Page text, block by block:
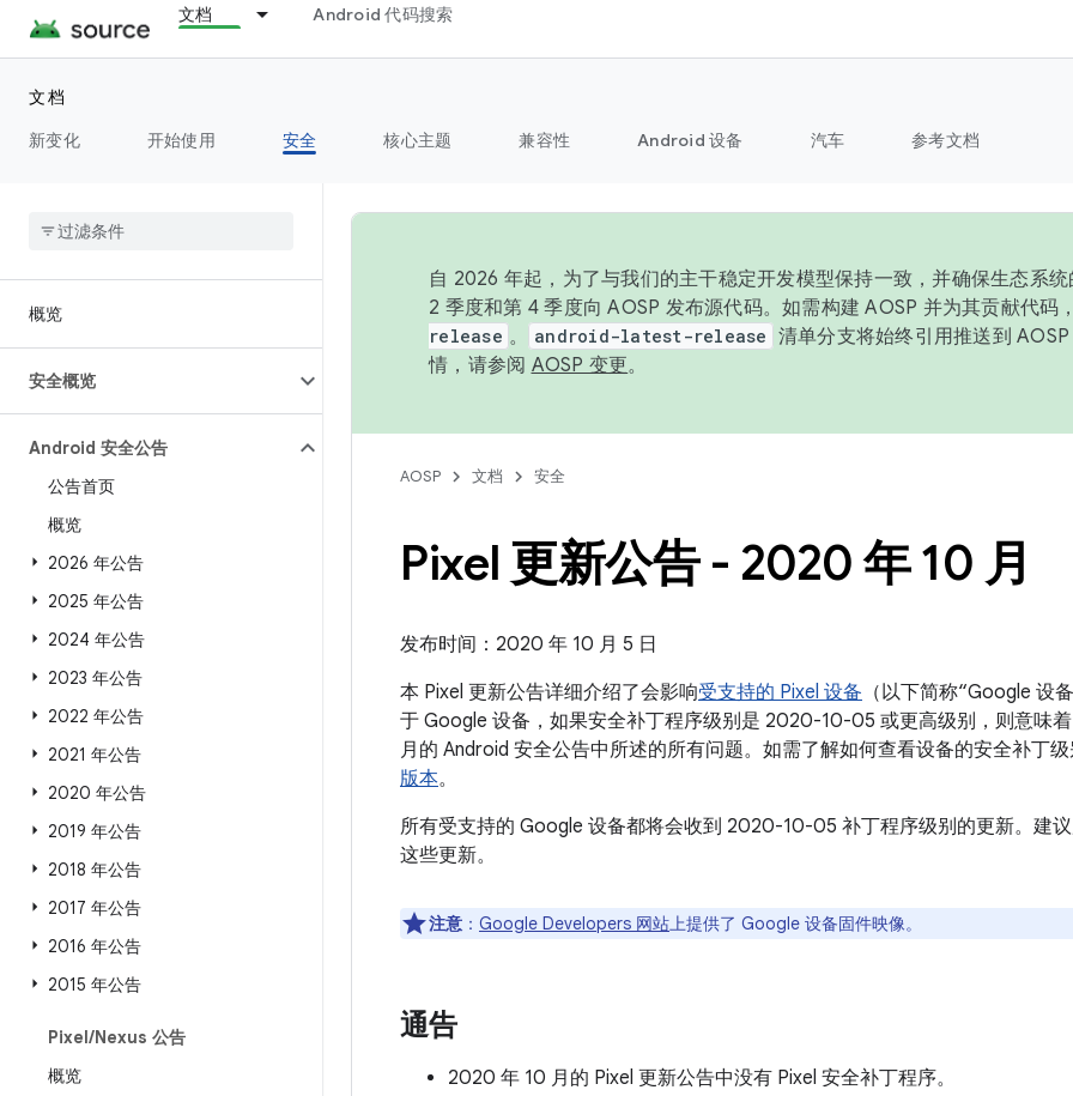
文档 Android 代码搜索
文档
新变化
开始使用 安全 核心主题 兼容性 Android 设备 汽车 参考文档
概览
安全概览
Android 安全公告
公告首页
概览
2026 年公告
2025 年公告
2024 年公告
2023 年公告
2022 年公告
2021 年公告
2020 年公告
2019 年公告
2018 年公告
2017 年公告
2016 年公告
2015 年公告
Pixel/Nexus 公告
概览
自 2026 年起，为了与我们的主干稳定开发模型保持一致，并确保生态系
2 季度和第 4 季度向 AOSP 发布源代码。如需构建 AOSP 并为其贡献代码
release 。 android-latest-release 清单分支将始终引用推送到
情，请参阅 AOSP 变更。
AOSP 文档 安全
Pixel 更新公告 - 2020 年 10 月
发布时间：2020 年 10 月 5 日
本 Pixel 更新公告详细介绍了会影响受支持的 Pixel 设备 （以下简称“Google 设
于 Google 设备，如果安全补丁程序级别是 2020-10-05 或更高级别，则意味
月的 Android 安全公告中所述的所有问题。如需了解如何查看设备的安全补丁
版本。
所有受支持的 Google 设备都将会收到 2020-10-05 补丁程序级别的更新。建
这些更新。
注意 ： Google Developers 网站上提供了 Google 设备固件映像。
通告
2020 年 10 月的 Pixel 更新公告中没有 Pixel 安全补丁程序。